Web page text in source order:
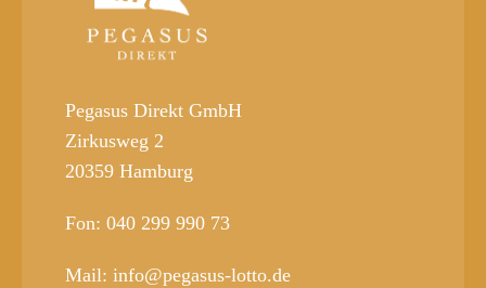
Pegasus Direkt GmbH
Zirkusweg 2
20359 Hamburg
Fon: 040 299 990 73
Mail: info@pegasus-lotto.de